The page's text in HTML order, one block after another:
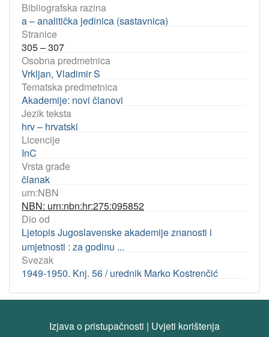
Bibliografska razina
a – analitička jedinica (sastavnica)
Stranice
305 – 307
Osobna predmetnica
Vrkljan, Vladimir S
Tematska predmetnica
Akademije: novi članovi
Jezik teksta
hrv – hrvatski
Licencije
InC
Vrsta građe
članak
urn:NBN
NBN: urn:nbn:hr:275:095852
Dio od
Ljetopis Jugoslavenske akademije znanosti i
umjetnosti : za godinu ...
Svezak
1949-1950. Knj. 56 / urednik Marko Kostrenčić
Izjava o pristupačnosti | Uvjeti korištenja